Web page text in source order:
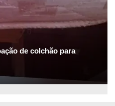
de colchão para